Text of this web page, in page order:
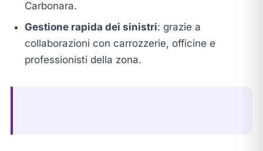
Carbonara.
Gestione rapida dei sinistri: grazie a
collaborazioni con carrozzerie, officine e
professionisti della zona.